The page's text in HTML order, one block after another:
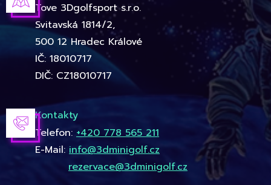
Tove 3Dgolfsport s.r.o.
Svitavská 1814/2,
500 12 Hradec Králové
IČ: 18010717
DIČ: CZ18010717
Kontakty
Telefon: +420 778 565 211
E-Mail: info@3dminigolf.cz
rezervace@3dminigolf.cz